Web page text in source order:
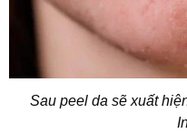
Sau peel da sẽ xuất